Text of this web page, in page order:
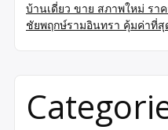
บ้านเดี่ยว ขาย สภาพใหม่ รา
ชัยพฤกษ์รามอินทรา คุ้มค่าที่สุ